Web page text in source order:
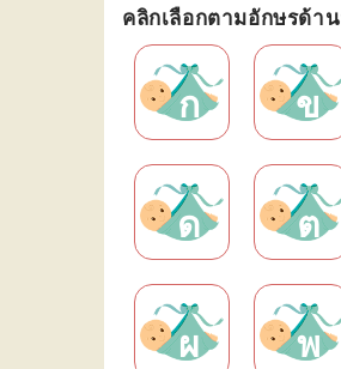
คลิกเลือกตามอักษรด้า
ก ข
ด ต
ผ พ